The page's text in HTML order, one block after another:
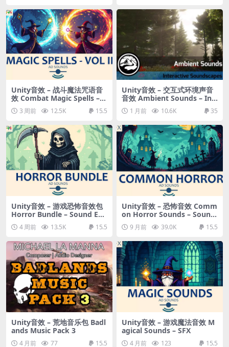
Unity音效 – 战斗魔法咒语音
效 Combat Magic Spells – B
undle
3 周前 12.5K 15.5
Unity音效 – 交互式环境声音
音效 Ambient Sounds – Int
eractive Soundscapes
1 月前 10.6K 35
Unity音效 – 游戏恐怖音效包
Horror Bundle – Sound Eff
ects4 周前 13.5K 15.5
Unity音效 – 恐怖音效 Comm
on Horror Sounds – Sound
Effects
9 月前 39.0K 15.5
Unity音效 – 荒地音乐包 Badl
ands Music Pack 3
4 月前 77 15.5
Unity音效 – 游戏魔法音效 M
agical Sounds – SFX
4 月前 123 15.5